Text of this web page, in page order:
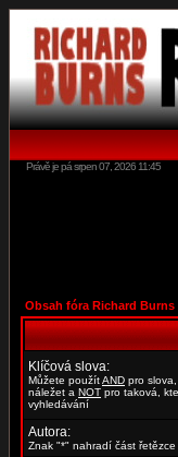
Právě je pá srpen 07, 2026 11:45
Obsah fóra Richard Burns
Klíčová slova:
Můžete použítAND pro
náležet a NOT pro taková,
vyhledávání
Autora:
Znak "*" nahradí část